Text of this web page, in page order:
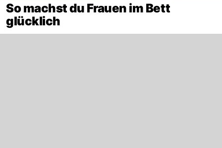
So machst du Frauen im Bett
glücklich